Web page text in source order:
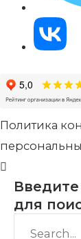
Политика
для